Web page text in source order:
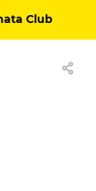
Club